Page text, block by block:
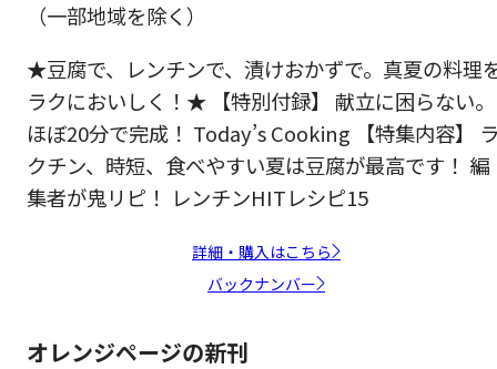
（一部地域を除く）
★豆腐で、レンチンで、漬けおかずで。真夏の料理
ラクにおいしく！★ 【特別付録】 献立に困らない。
ほぼ20分で完成！ Today’s Cooking 【特集内容】
クチン、時短、食べやすい夏は豆腐が最高です！ 編
集者が鬼リピ！ レンチンHITレシピ15
詳細・購入はこちら
バックナンバー
オレンジページの新刊